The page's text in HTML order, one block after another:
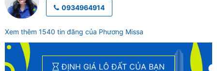
0934964914
Xem thêm 1540 tin đăng của Phương Missa
ĐỊNH GIÁ LÔ ĐẤT CỦA BẠN